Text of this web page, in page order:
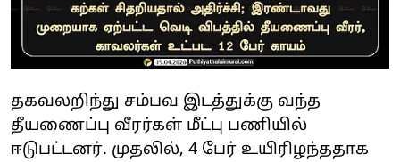
தகவலறிந்து சம்பவ இடத்துக்கு வந்த
தீயணைப்பு வீரர்கள் மீட்பு பணியில்
ஈடுபட்டனர். முதலில், 4 பேர் உயிரிழந்ததாக